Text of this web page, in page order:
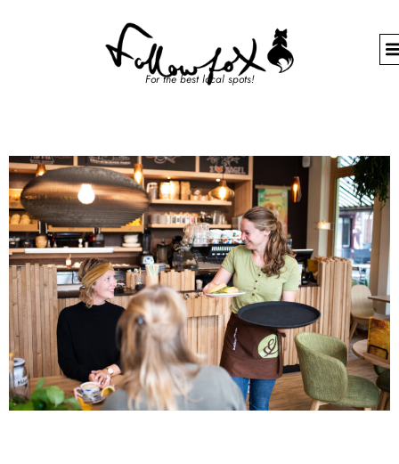
For the best local spots!